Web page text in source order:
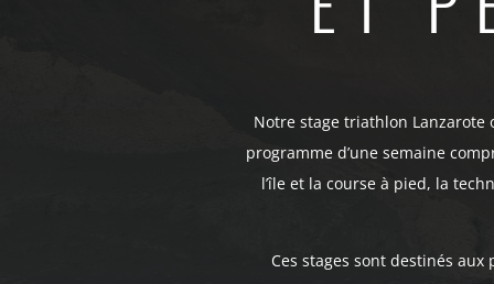
Notre stage triathlon
programme d’une semaine
l’île et la course à pied, la
Ces stages sont destinés